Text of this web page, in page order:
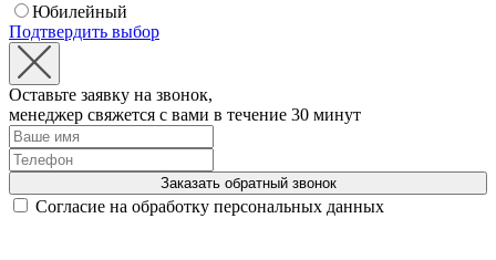
Юбилейный
Подтвердить выбор
Оставьте заявку на звонок,
менеджер свяжется с вами в течение 30 минут
Заказать обратный звонок
Согласие на обработку персональных данных